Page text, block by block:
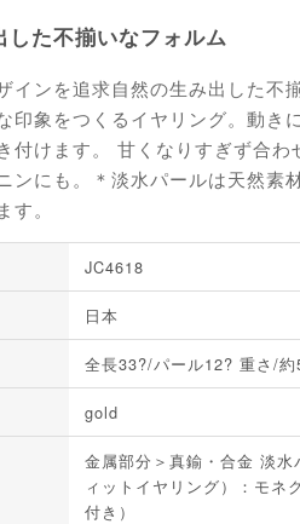
した不揃いなフォルム
インを追求自然の生み出した不
印象をつくるイヤリング。動き
付けます。 甘くなりすぎず合わ
ンにも。＊淡水パールは天然素
。
JC4618
日本
全長33?/パール12? 重さ/約
gold
金属部分＞真鍮・合金 淡
ィットイヤリング）：モネ
付き）